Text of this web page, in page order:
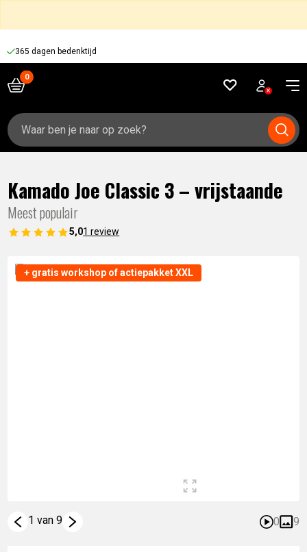
365 dagen bedenktijd
Zoeken
naar:
Kamado Joe Classic 3 – vrijstaande
Meest populair
5,01 review
1 van 9 0 9
+ gratis workshop of actiepakket XXL